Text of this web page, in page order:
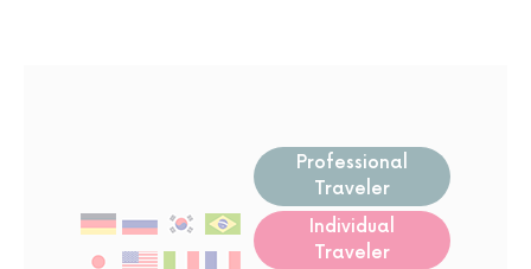
Professional
Traveler
Individual
Traveler